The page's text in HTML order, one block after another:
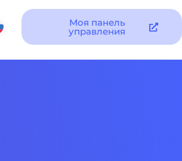
Моя панель
управления